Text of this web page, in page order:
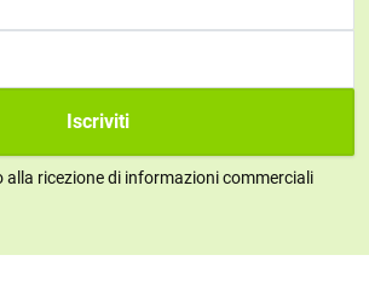
Iscriviti
alla ricezione di informazioni commerciali